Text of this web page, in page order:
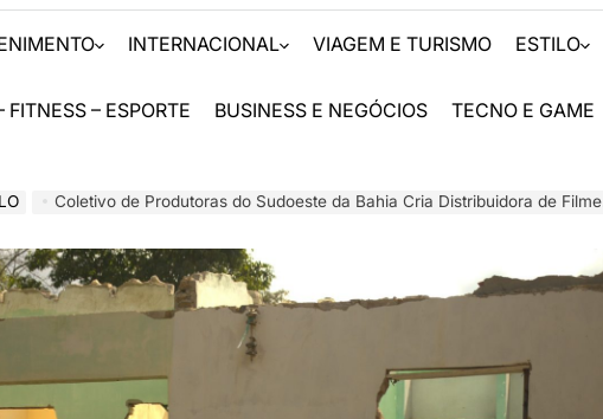
INTERNACIONAL VIAGEM E TURISMO ESTILO
FITNESS – ESPORTE BUSINESS E NEGÓCIOS TECNO E GAME
Coletivo de Produtoras do Sudoeste da Bahia Cria Distribuidora de Filmes no Interior do Estado